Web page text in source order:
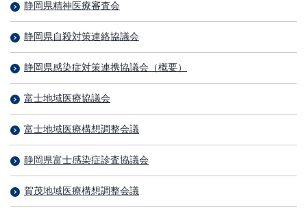
静岡県精神医療審査会
静岡県自殺対策連絡協議会
静岡県感染症対策連携協議会（概要）
富士地域医療協議会
富士地域医療構想調整会議
静岡県富士感染症診査協議会
賀茂地域医療構想調整会議